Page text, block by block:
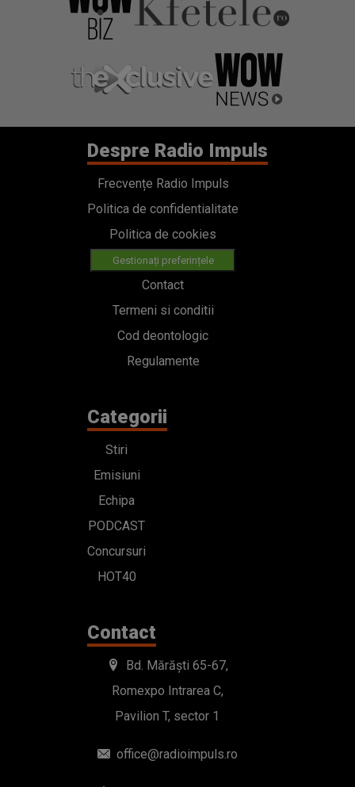
Despre Radio Impuls
Frecvențe Radio Impuls
Politica de confidentialitate
Politica de cookies
Gestionați preferințele
Contact
Termeni si conditii
Cod deontologic
Regulamente
Categorii
Stiri
Emisiuni
Echipa
PODCAST
Concursuri
HOT40
Contact
Bd. Mărăști 65-67,
Romexpo Intrarea C,
Pavilion T, sector 1
office@radioimpuls.ro